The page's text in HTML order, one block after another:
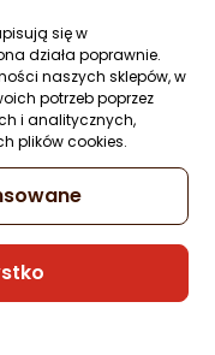
się w
działa poprawnie.
naszych sklepów, w
potrzeb poprzez
i analitycznych,
plików cookies.